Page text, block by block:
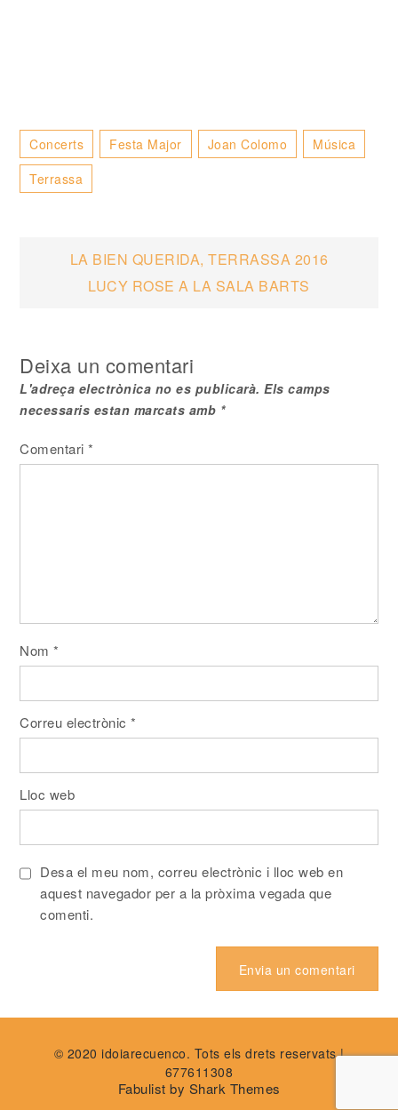
Concerts Festa Major Joan Colomo
Música
Terrassa
Navegació
LA BIEN QUERIDA, TERRASSA 2016
LUCY ROSE A LA SALA BARTS
Deixa un comentari
L'adreça electrònica no es publicarà. Els camps
necessaris estan marcats amb *
Comentari*
Nom*
Correu electrònic*
Lloc web
Desa el meu nom, correu electrònic i lloc web en
aquest navegador per a la pròxima vegada que
comenti.
© 2020 idoiarecuenco. Tots els drets reservats |
677611308
Fabulist by Shark Themes